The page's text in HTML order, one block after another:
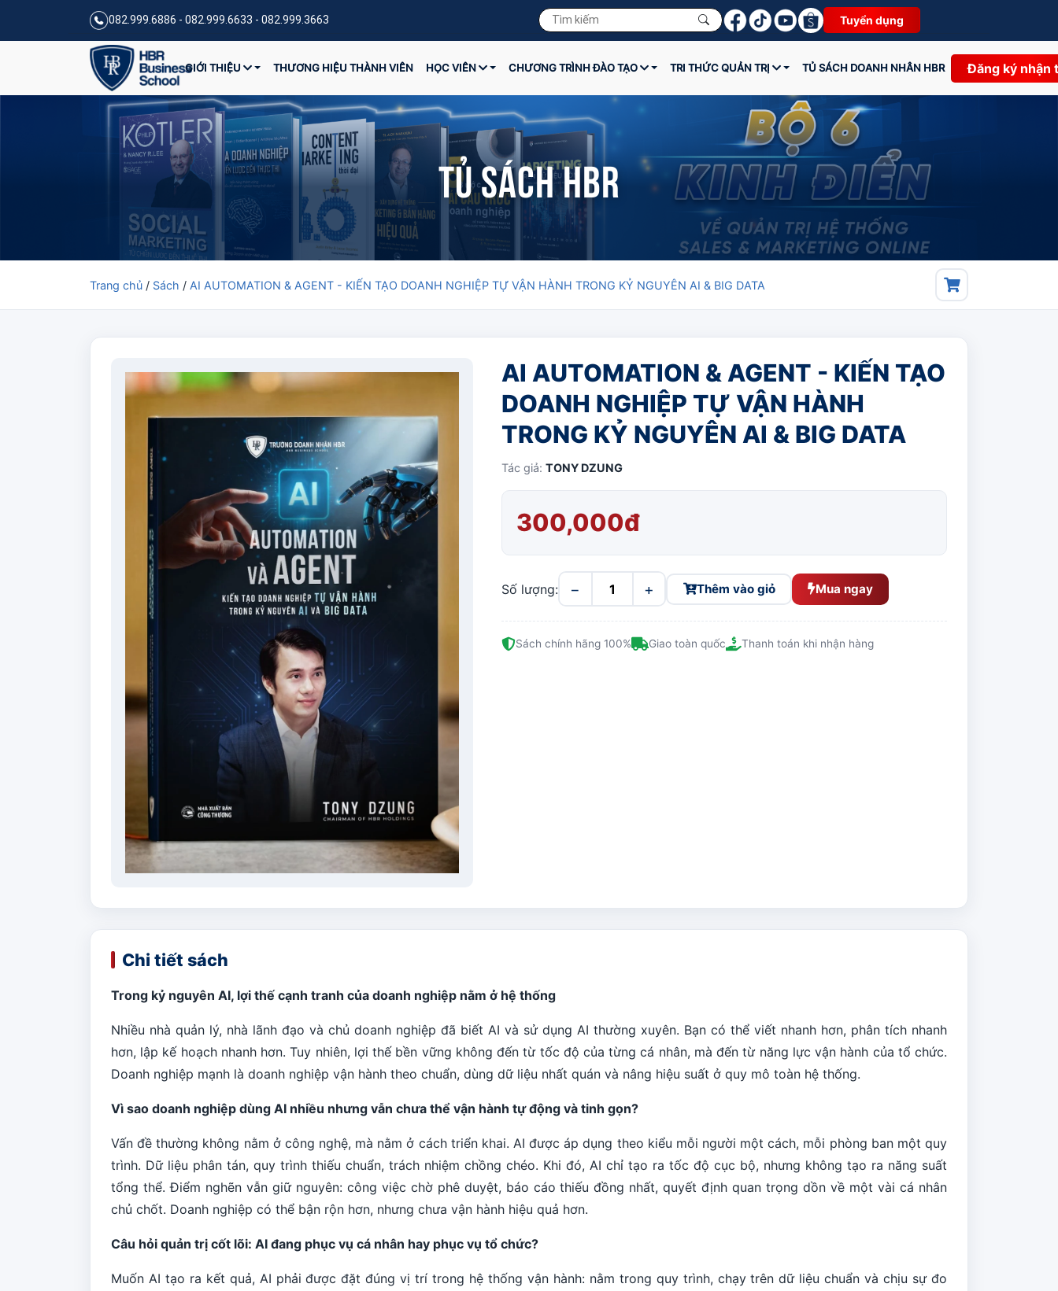
082.999.6886 - 082.999.6633 - 082.999.3663 Tuyển dụng
GIỚI THIỆU THƯƠNG HIỆU THÀNH VIÊN HỌC VIÊN CHƯƠNG TRÌNH ĐÀO TẠO TRI THỨC QUẢN TRỊ TỦ SÁCH DOANH NHÂN HBR Đăng ký nhận
Tủ sách HBR
Trang chủ / Sách / AI AUTOMATION & AGENT - KIẾN TẠO DOANH NGHIỆP TỰ VẬN HÀNH TRONG KỶ NGUYÊN AI & BIG DATA
AI AUTOMATION & AGENT - KIẾN TẠO
DOANH NGHIỆP TỰ VẬN HÀNH
TRONG KỶ NGUYÊN AI & BIG DATA
Tác giả: TONY DZUNG
300,000đ
Số lượng: − + Thêm vào giỏ Mua ngay
Sách chính hãng 100% Giao toàn quốc Thanh toán khi nhận hàng
Chi tiết sách
Trong kỷ nguyên AI, lợi thế cạnh tranh của doanh nghiệp nằm ở hệ thống
Nhiều nhà quản lý, nhà lãnh đạo và chủ doanh nghiệp đã biết AI và sử dụng AI thường xuyên. Bạn có thể viết nhanh hơn, phân tích nhanh
hơn, lập kế hoạch nhanh hơn. Tuy nhiên, lợi thế bền vững không đến từ tốc độ của từng cá nhân, mà đến từ năng lực vận hành của tổ chức.
Doanh nghiệp mạnh là doanh nghiệp vận hành theo chuẩn, dùng dữ liệu nhất quán và nâng hiệu suất ở quy mô toàn hệ thống.
Vì sao doanh nghiệp dùng AI nhiều nhưng vẫn chưa thể vận hành tự động và tinh gọn?
Vấn đề thường không nằm ở công nghệ, mà nằm ở cách triển khai. AI được áp dụng theo kiểu mỗi người một cách, mỗi phòng ban một quy
trình. Dữ liệu phân tán, quy trình thiếu chuẩn, trách nhiệm chồng chéo. Khi đó, AI chỉ tạo ra tốc độ cục bộ, nhưng không tạo ra năng suất
tổng thể. Điểm nghẽn vẫn giữ nguyên: công việc chờ phê duyệt, báo cáo thiếu đồng nhất, quyết định quan trọng dồn về một vài cá nhân
chủ chốt. Doanh nghiệp có thể bận rộn hơn, nhưng chưa vận hành hiệu quả hơn.
Câu hỏi quản trị cốt lõi: AI đang phục vụ cá nhân hay phục vụ tổ chức?
Muốn AI tạo ra kết quả, AI phải được đặt đúng vị trí trong hệ thống vận hành: nằm trong quy trình, chạy trên dữ liệu chuẩn và chịu sự đo